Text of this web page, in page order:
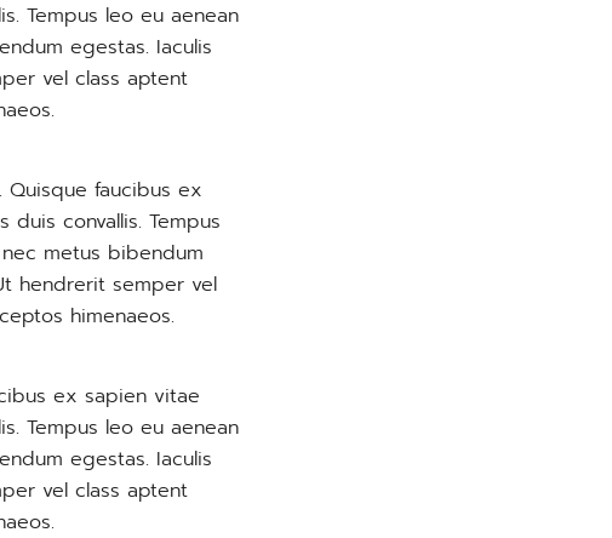
Tempus leo eu aenean
egestas. Iaculis
vel class aptent
faucibus ex
convallis. Tempus
metus bibendum
hendrerit semper vel
himenaeos.
ex sapien vitae
Tempus leo eu aenean
egestas. Iaculis
vel class aptent